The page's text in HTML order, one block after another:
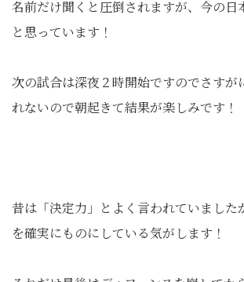
名前だけ聞くと圧倒されますが、今の日
と思っています！
次の試合は深夜２時開始ですのでさすが
れないので朝起きて結果が楽しみです！
昔は「決定力」とよく言われていました
を確実にものにしている気がします！